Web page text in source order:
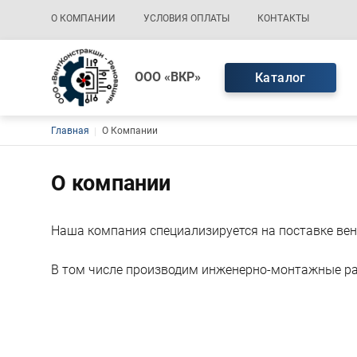
Основная навигация
О КОМПАНИИ УСЛОВИЯ ОПЛАТЫ КОНТАКТЫ
ООО «ВКР» Каталог
Строка навигации
Главная О Компании
О компании
Наша компания специализируется на поставке
В том числе производим инженерно-монтажные